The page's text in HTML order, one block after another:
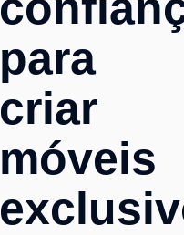
para
criar
móveis